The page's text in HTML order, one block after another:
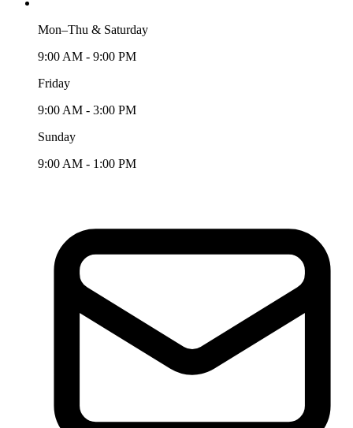
Mon–Thu & Saturday
9:00 AM - 9:00 PM
Friday
9:00 AM - 3:00 PM
Sunday
9:00 AM - 1:00 PM